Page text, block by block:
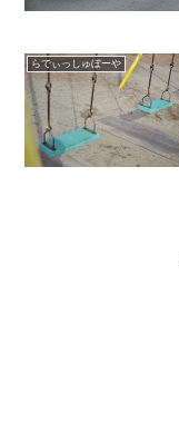
らでぃっしゅぼーや